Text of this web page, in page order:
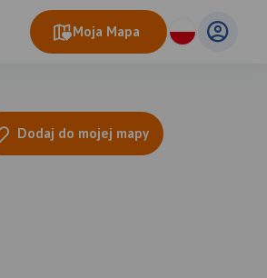
Moja Mapa
Dodaj do mojej mapy